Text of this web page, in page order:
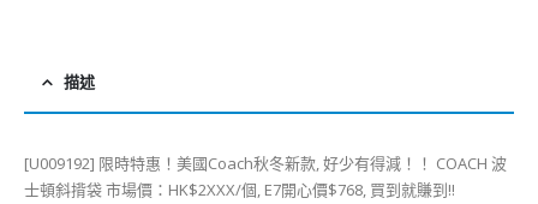
描述
[U009192] 限時特惠！美國Coach秋冬新款, 好少有得減！！ COACH 波
士頓斜揹袋 市場價：HK$2XXX/個, E7開心價$768, 買到就賺到!!